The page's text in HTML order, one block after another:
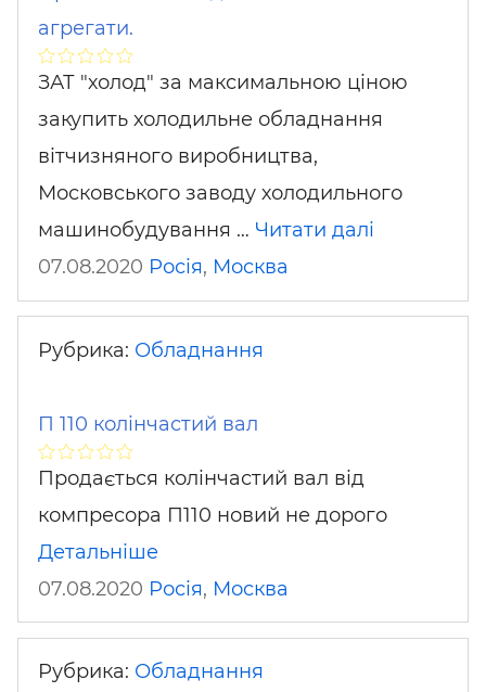
агрегати.
ЗАТ "холод" за максимальною ціною
закупить холодильне обладнання
вітчизняного виробництва,
Московського заводу холодильного
машинобудування … Читати далі
07.08.2020 Росія, Москва
Рубрика: Обладнання
П 110 колінчастий вал
Продається колінчастий вал від
компресора П110 новий не дорого
Детальніше
07.08.2020 Росія, Москва
Рубрика: Обладнання